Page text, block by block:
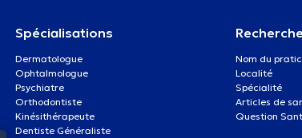
Spécialisations
Dermatologue
Ophtalmologue
Psychiatre
Orthodontiste
Kinésithérapeute
Dentiste Généraliste
Nom du
Localité
Spécialité
Articles de
Question